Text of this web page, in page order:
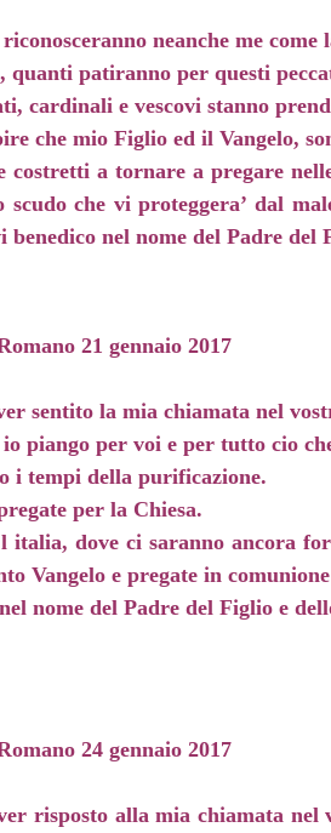
neanche me
quanti patiranno per questi
cardinali e vescovi stanno
che mio Figlio ed il Vangelo,
costretti a tornare a pregare
scudo che vi proteggera’ dal
benedico nel nome del Padre
21 gennaio 2017
sentito la mia chiamata nel
piango per voi e per tutto cio
i tempi della purificazione.
per la Chiesa.
italia, dove ci saranno ancora
Vangelo e pregate in
nome del Padre del Figlio e
24 gennaio 2017
risposto alla mia chiamata nel